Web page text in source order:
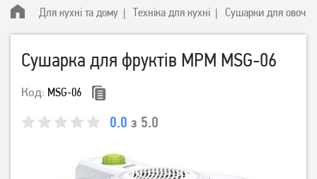
Для кухні та дому Техніка для кухні Сушарки для овочів
Сушарка для фруктів MPM MSG-06
Код: MSG-06
0.0 з 5.0